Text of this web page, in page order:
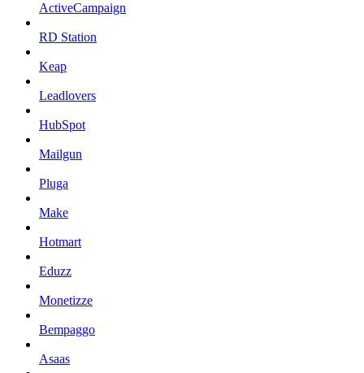
ActiveCampaign
RD Station
Keap
Leadlovers
HubSpot
Mailgun
Pluga
Make
Hotmart
Eduzz
Monetizze
Bempaggo
Asaas